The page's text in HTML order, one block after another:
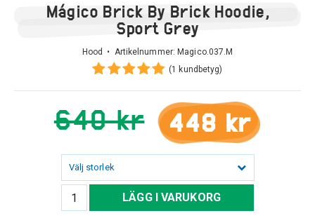
Mágico Brick By Brick Hoodie,
Sport Grey
Hood • Artikelnummer: Magico.037.M
(1 kundbetyg)
640 kr 448 kr
Välj storlek
LÄGG I VARUKORG